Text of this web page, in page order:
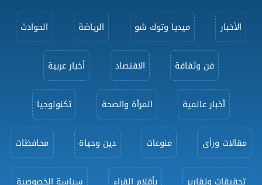
الأخبار ميديا وتوك شو الرياضة الحوادث
فن وثقافة الاقتصاد أخبار عربية
أخبار عالمية المرأة والصحة تكنولوجيا
مقالات ورأى منوعات دين وحياة محافظات
تحقيقات وتقارير بأقلام القراء سياسة الخصوصية